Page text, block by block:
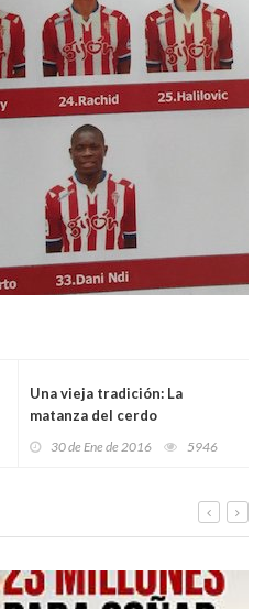
Una vieja tradición: La
matanza del cerdo
30 de Ene de 2016 5946